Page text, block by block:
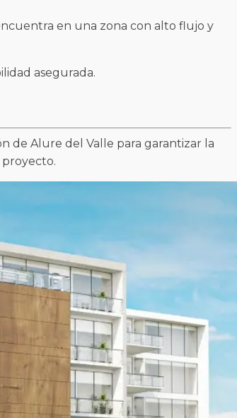
en una zona con alto flujo y
asegurada.
de Alure del Valle para garantizar la